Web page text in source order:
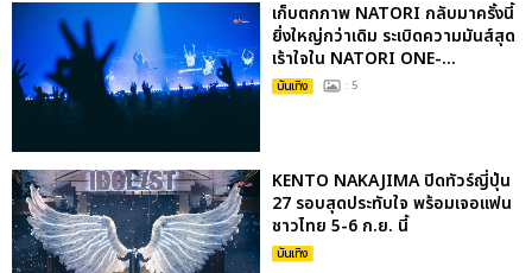
เก็บตกภาพ NATORI กลับมาครั้งนี้
ยิ่งใหญ่กว่าเดิม ระเบิดความมันส์สุด
เร้าใจใน NATORI ONE-...
บันเทิง : 5
KENTO NAKAJIMA ปิดทัวร์ญี่ปุ่น
27 รอบสุดประทับใจ พร้อมเจอแฟน
ชาวไทย 5-6 ก.ย. นี้
บันเทิง